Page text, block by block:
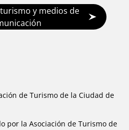
y medios de
de Turismo de la Ciudad de
por la Asociación de Turismo de